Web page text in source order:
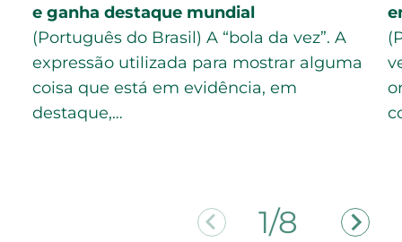
e ganha destaque mundial
(Português do Brasil) A “bola da vez”. A
expressão utilizada para mostrar alguma
coisa que está em evidência, em
destaque,…
2/8